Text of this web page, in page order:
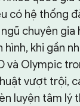
có hệ thống
chuyên gia
hình, khi gần
và Olympic
vượt trội,
luyện tâm lý